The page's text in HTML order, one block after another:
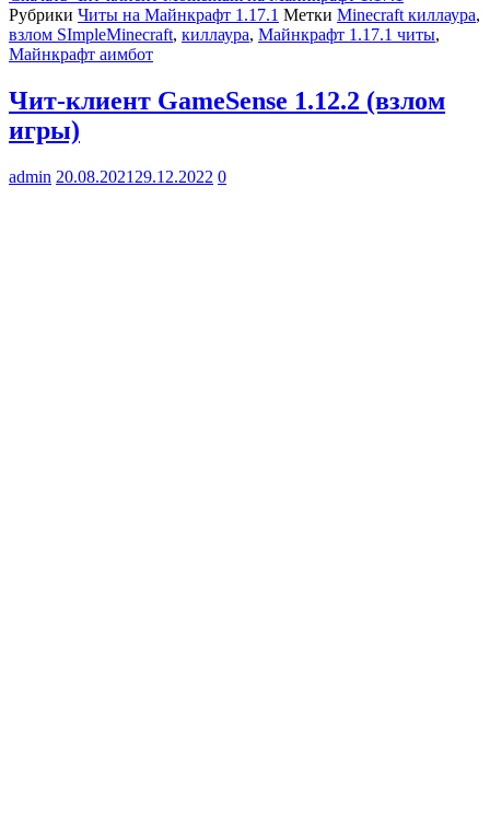
Рубрики Читы на Майнкрафт 1.17.1 Метки Minecraft киллаура,
взлом SImpleMinecraft, киллаура, Майнкрафт 1.17.1 читы,
Майнкрафт аимбот
Чит-клиент GameSense 1.12.2 (взлом
игры)
admin 20.08.2021 29.12.2022 0